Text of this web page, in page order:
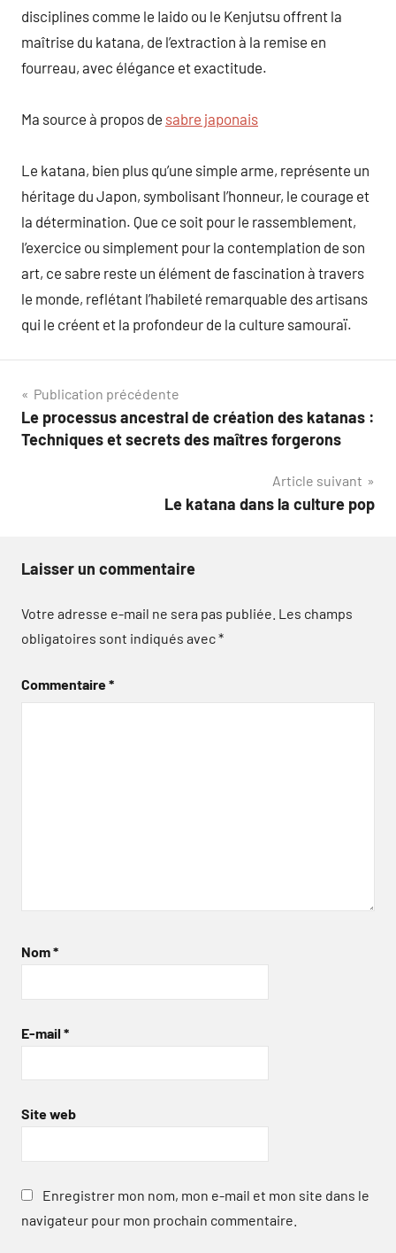
disciplines comme le Iaido ou le Kenjutsu offrent la
maîtrise du katana, de l’extraction à la remise en
fourreau, avec élégance et exactitude.
Ma source à propos de sabre japonais
Le katana, bien plus qu’une simple arme, représente un
héritage du Japon, symbolisant l’honneur, le courage et
la détermination. Que ce soit pour le rassemblement,
l’exercice ou simplement pour la contemplation de son
art, ce sabre reste un élément de fascination à travers
le monde, reflétant l’habileté remarquable des artisans
qui le créent et la profondeur de la culture samouraï.
Navigation
de
Publication précédente
Le processus ancestral de création des katanas :
Techniques et secrets des maîtres forgerons
Article suivant
Le katana dans la culture pop
Laisser un commentaire
Votre adresse e-mail ne sera pas publiée. Les champs
obligatoires sont indiqués avec*
Commentaire*
Nom*
E-mail *
Site web
Enregistrer mon nom, mon e-mail et mon site dans le
navigateur pour mon prochain commentaire.